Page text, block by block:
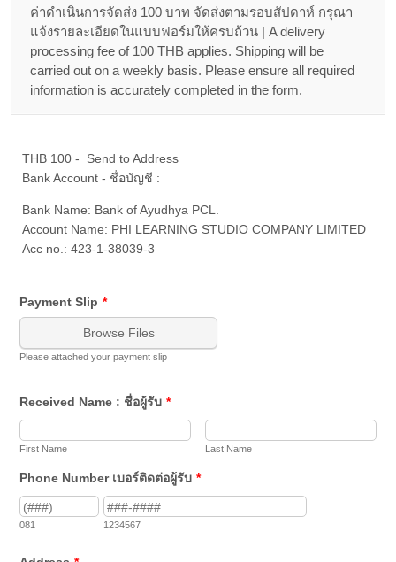
ค่าดำเนินการจัดส่ง 100 บาท จัดส่งตามรอบสัปดาห์ กรุณา
แจ้งรายละเอียดในแบบฟอร์มให้ครบถ้วน | A delivery
processing fee of 100 THB applies. Shipping will be
carried out on a weekly basis. Please ensure all required
information is accurately completed in the form.
THB 100 - Send to Address
Bank Account - ชื่อบัญชี :
Bank Name: Bank of Ayudhya PCL.
Account Name: PHI LEARNING STUDIO COMPANY LIMITED
Acc no.: 423-1-38039-3
Payment Slip *
Browse Files
Please attached your payment slip
Received Name : ชื่อผู้รับ *
First Name Last Name
Phone Number เบอร์ติดต่อผู้รับ *
081 1234567